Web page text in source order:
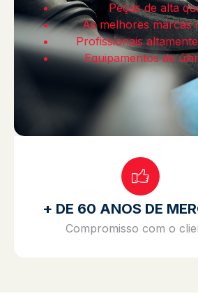
Peças de alta
As melhores marcas
Profissionais
Equipamentos de
+ DE 60 ANOS DE
Compromisso com o